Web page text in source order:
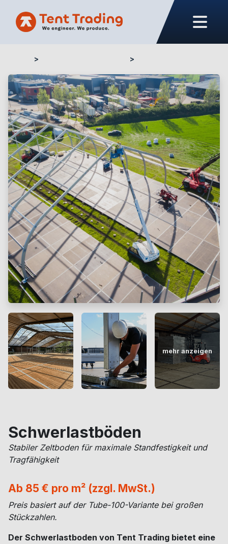
mehr anzeigen
Schwerlastböden
Stabiler Zeltboden für maximale Standfestigkeit und
Tragfähigkeit
Ab 85 € pro m² (zzgl. MwSt.)
Preis basiert auf der Tube-100-Variante bei großen
Stückzahlen.
Der Schwerlastboden von Tent Trading bietet eine